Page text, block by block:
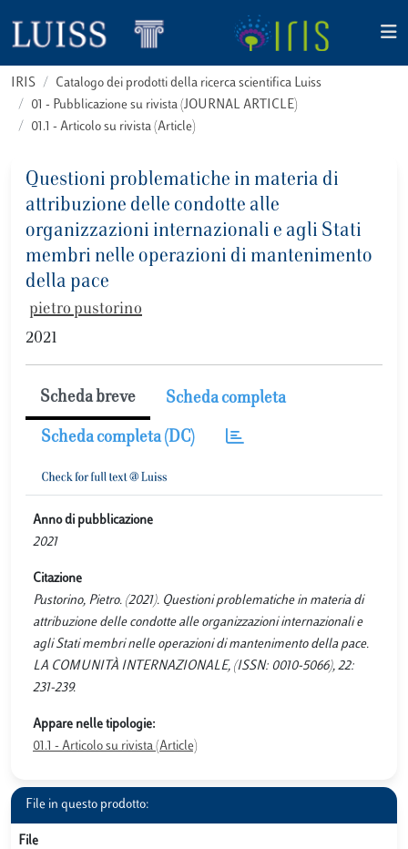
IRIS
Catalogo dei prodotti della ricerca scientifica Luiss
01 - Pubblicazione su rivista (JOURNAL ARTICLE)
01.1 - Articolo su rivista (Article)
Questioni problematiche in materia di
attribuzione delle condotte alle
organizzazioni internazionali e agli Stati
membri nelle operazioni di mantenimento
della pace
pietro pustorino
2021
Scheda breve Scheda completa
Scheda completa (DC)
Anno di pubblicazione
2021
Citazione
Pustorino, Pietro. (2021). Questioni problematiche in materia di
attribuzione delle condotte alle organizzazioni internazionali e
agli Stati membri nelle operazioni di mantenimento della pace.
LA COMUNITÀ INTERNAZIONALE, (ISSN: 0010-5066), 22:
231-239.
Appare nelle tipologie:
01.1 - Articolo su rivista (Article)
File in questo prodotto:
File